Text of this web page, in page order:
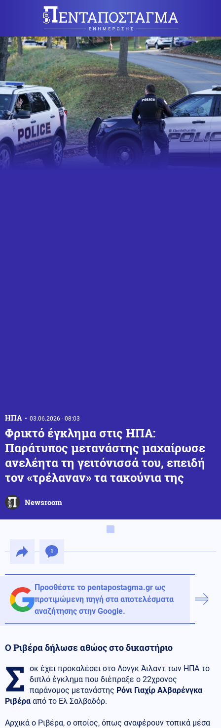
ΗΠΑ 03.06.2026 - 08:03
Φρικτό έγκλημα στις ΗΠΑ:
Παράτυπος μετανάστης μαχαίρωσε
ανελέητα τη γειτόνισσά του, επειδή
τον «τρέλαναν» τα τακούνια της
Newsroom
1
Προσθέστε το pentapostagma.gr ως
προτιμώμενη πηγή στα αποτελέσματα
αναζήτησης στην Google.
Ο Ριβέρα δήλωσε αθώος στο δικαστήριο
Σ οκ έχει προκαλέσει στο Λονγκ Άιλαντ των ΗΠΑ το
διπλό έγκλημα που διέπραξε ο 22χρονος
παράνομος μετανάστης Ρόνι Γιαχίρ Αλβαρένγκα
Ριβέρα από το Ελ Σαλβαδόρ.
Αρχικά ο Ριβέρα, ο οποίος, όπως αναφέρουν τοπικά μέσα